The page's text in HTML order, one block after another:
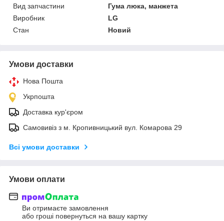
Вид запчастини
Гума люка, манжета
Виробник
LG
Стан
Новий
Умови доставки
Нова Пошта
Укрпошта
Доставка кур'єром
Самовивіз з м. Кропивницький вул. Комарова 29
Всі умови доставки
Умови оплати
Ви отримаєте замовлення
або гроші повернуться на вашу картку